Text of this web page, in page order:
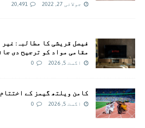
جولائی 27, 2022 20,491
فیصل قریشی کا مطالبہ: غیر
مقامی مواد کو ترجیح دی
اگست 5, 2026 0
کامن ویلتھ گیمز کے اختتام
اگست 5, 2026 0